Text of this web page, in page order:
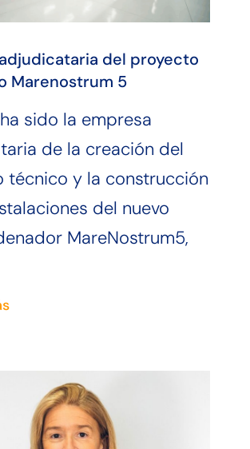
del proyecto
Marenostrum 5
sido la empresa
de la creación del
técnico y la construcción
del nuevo
MareNostrum5,